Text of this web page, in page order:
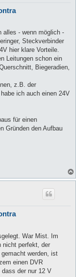
alles - wenn möglich -
Steckverbinder
hier klare Vorteile.
Leitungen schon ein
Biegeradien,
z.B. der
ich auch einen 24V
für einen
Gründen den Aufbau
War Mist. Im
nicht perfekt, der
werden, ist
einen DVR
der nur 12 V